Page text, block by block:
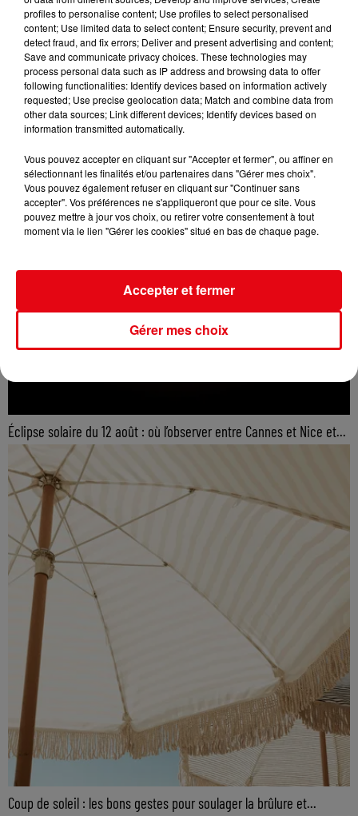
Incendie au Mont-Boron : deux jeunes condamnés à six mois de
prison...
Éclipse solaire du 12 août : où l’observer entre Cannes et Nice et...
Coup de soleil : les bons gestes pour soulager la brûlure et...
profiles to personalise content; Use profiles to select personalised
content; Use limited data to select content; Ensure security, prevent and
detect fraud, and fix errors; Deliver and present advertising and content;
Save and communicate privacy choices. These technologies may
process personal data such as IP address and browsing data to offer
following functionalities: Identify devices based on information actively
requested; Use precise geolocation data; Match and combine data from
other data sources; Link different devices; Identify devices based on
information transmitted automatically.
Vous pouvez accepter en cliquant sur "Accepter et fermer", ou affiner en
sélectionnant les finalités et/ou partenaires dans "Gérer mes choix".
Vous pouvez également refuser en cliquant sur "Continuer sans
accepter". Vos préférences ne s'appliqueront que pour ce site. Vous
pouvez mettre à jour vos choix, ou retirer votre consentement à tout
moment via le lien "Gérer les cookies" situé en bas de chaque page.
Gérer mes choix
Accepter et fermer